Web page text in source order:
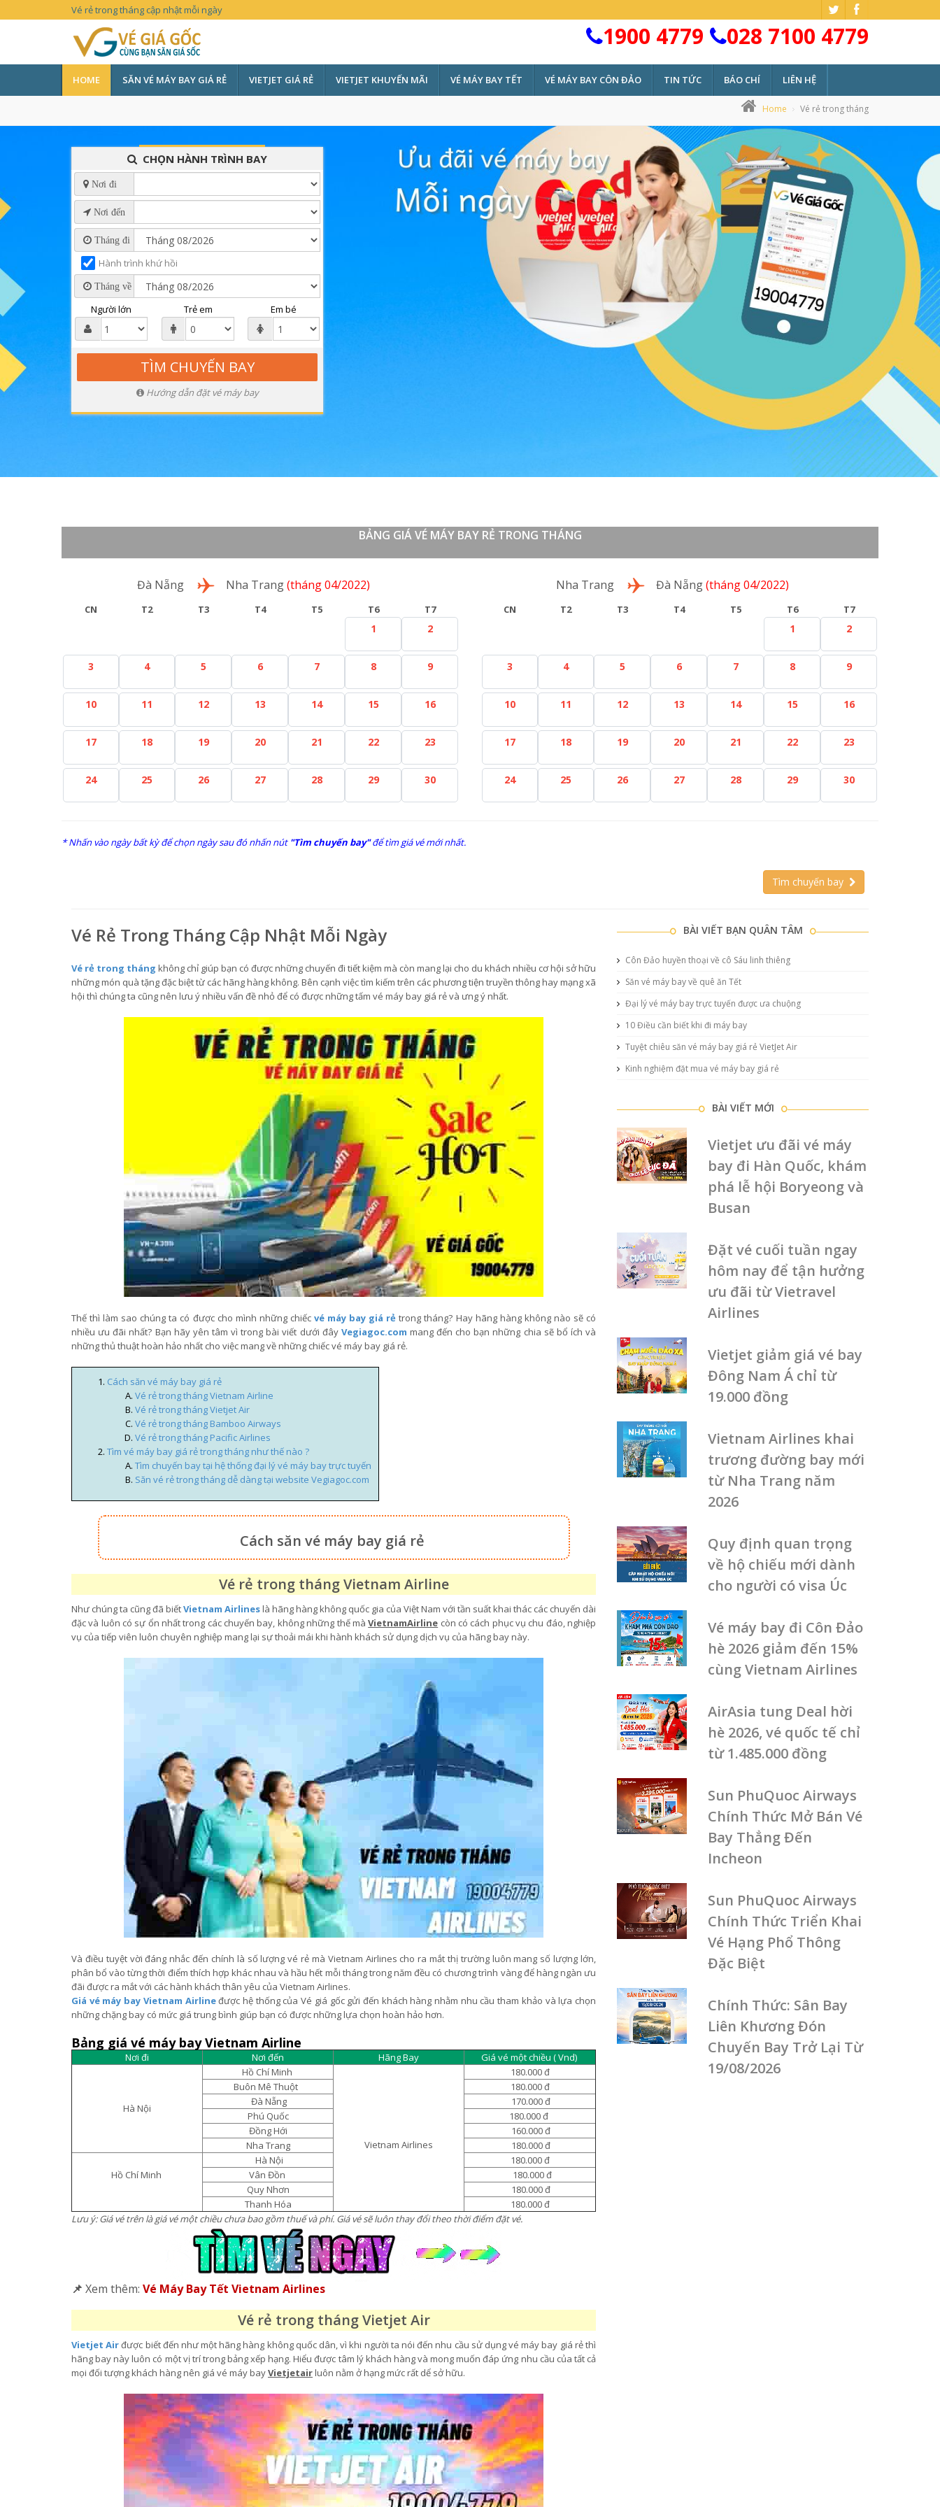
Vé rẻ trong tháng cập nhật mỗi ngày
1900 4779 028 7100 4779
HOME SĂN VÉ MÁY BAY GIÁ RẺ VIETJET GIÁ RẺ VIETJET KHUYẾN MÃI VÉ MÁY BAY TẾT VÉ MÁY BAY CÔN ĐẢO TIN TỨC BÁO CHÍ LIÊN HỆ
Home Vé rẻ trong tháng
CHỌN HÀNH TRÌNH BAY
Nơi đi
Nơi đến
Tháng đi
Hành trình khứ hồi
Tháng về
Người lớn Trẻ em Em bé
Hướng dẫn đặt vé máy bay
BẢNG GIÁ VÉ MÁY BAY RẺ TRONG THÁNG
Đà Nẵng Nha Trang(tháng 04/2022)
CN T2 T3 T4 T5 T6 T7
1 2
3 4 5 6 7 8 9
10 11 12 13 14 15 16
17 18 19 20 21 22 23
24 25 26 27 28 29 30
Nha Trang Đà Nẵng(tháng 04/2022)
CN T2 T3 T4 T5 T6 T7
1 2
3 4 5 6 7 8 9
10 11 12 13 14 15 16
17 18 19 20 21 22 23
24 25 26 27 28 29 30
* Nhấn vào ngày bất kỳ để chọn ngày sau đó nhấn nút "Tìm chuyến bay"để tìm giá vé mới nhất.
Tìm chuyến bay
Vé Rẻ Trong Tháng Cập Nhật Mỗi Ngày
Vé rẻ trong tháng không chỉ giúp bạn có được những chuyến đi tiết kiệm mà còn mang lại cho du khách nhiều cơ hội sở hữu
những món quà tặng đặc biệt từ các hãng hàng không. Bên cạnh việc tìm kiếm trên các phương tiện truyền thông hay mạng xã
hội thì chúng ta cũng nên lưu ý nhiều vấn đề nhỏ để có được những tấm vé máy bay giá rẻ và ưng ý nhất.
Thế thì làm sao chúng ta có được cho mình những chiếc vé máy bay giá rẻ trong tháng? Hay hãng hàng không nào sẽ có
nhiều ưu đãi nhất? Bạn hãy yên tâm vì trong bài viết dưới đây Vegiagoc.com mang đến cho bạn những chia sẽ bổ ích và
những thủ thuật hoàn hảo nhất cho việc mang về những chiếc vé máy bay giá rẻ.
Cách săn vé máy bay giá rẻ
Vé rẻ trong tháng Vietnam Airline
Vé rẻ trong tháng Vietjet Air
Vé rẻ trong tháng Bamboo Airways
Vé rẻ trong tháng Pacific Airlines
Tìm vé máy bay giá rẻ trong tháng như thế nào ?
Tìm chuyến bay tại hệ thống đại lý vé máy bay trực tuyến
Săn vé rẻ trong tháng dễ dàng tại website Vegiagoc.com
Cách săn vé máy bay giá rẻ
Vé rẻ trong tháng Vietnam Airline
Như chúng ta cũng đã biếtVietnam Airlineslà hãng hàng không quốc gia của Việt Nam với tần suất khai thác các chuyến dài
đặc và luôn có sự ổn nhất trong các chuyến bay, không những thế màVietnamAirline còn có cách phục vụ chu đáo, nghiệp
vụ của tiếp viên luôn chuyên nghiệp mang lại sự thoải mái khi hành khách sử dụng dịch vụ của hãng bay này.
Và điều tuyệt vời đáng nhắc đến chính là số lượng vé rẻ mà Vietnam Airlines cho ra mắt thị trường luôn mang số lượng lớn,
phân bổ vào từng thời điểm thích hợp khác nhau và hầu hết mỗi tháng trong năm đều có chương trình vàng để hàng ngàn ưu
đãi được ra mắt với các hành khách thân yêu của Vietnam Airlines.
Giá vé máy bay Vietnam Airlineđược hệ thống của Vé giá gốc gửi đến khách hàng nhằm nhu cầu tham khảo và lựa chọn
những chặng bay có mức giá trung bình giúp bạn có được những lựa chọn hoàn hảo hơn.
Bảng giá vé máy bay Vietnam Airline
Nơi đi Nơi đến Hãng Bay Giá vé một chiều ( Vnd)
Hà Nội
Hồ Chí Minh
Vietnam Airlines
180.000 đ
Buôn Mê Thuột
180.000 đ
Đà Nẵng
170.000 đ
Phú Quốc
180.000 đ
Đồng Hới
160.000 đ
Nha Trang
180.000 đ
Hồ Chí Minh
Hà Nội
180.000 đ
Vân Đồn
180.000 đ
Quy Nhơn
180.000 đ
Thanh Hóa
180.000 đ
Lưu ý: Giá vé trên là giá vé một chiều chưa bao gồm thuế và phí. Giá vé sẽ luôn thay đổi theo thời điểm đặt vé.
📌 Xem thêm: Vé Máy Bay Tết Vietnam Airlines
Vé rẻ trong tháng Vietjet Air
Vietjet Airđược biết đến như một hãng hàng không quốc dân, vì khi người ta nói đến nhu cầu sử dụng vé máy bay giá rẻ thì
hãng bay này luôn có một vị trí trong bảng xếp hạng. Hiểu được tâm lý khách hàng và mong muốn đáp ứng nhu cầu của tất cả
mọi đối tượng khách hàng nên giá vé máy bayVietjetairluôn nằm ở hạng mức rất dể sở hữu.
BÀI VIẾT BẠN QUÂN TÂM
Côn Đảo huyền thoại về cô Sáu linh thiêng
Săn vé máy bay về quê ăn Tết
Đại lý vé máy bay trực tuyến được ưa chuộng
10 Điều cần biết khi đi máy bay
Tuyệt chiêu săn vé máy bay giá rẻ VietJet Air
Kinh nghiệm đặt mua vé máy bay giá rẻ
BÀI VIẾT MỚI
Vietjet ưu đãi vé máy
bay đi Hàn Quốc, khám
phá lễ hội Boryeong và
Busan
Đặt vé cuối tuần ngay
hôm nay để tận hưởng
ưu đãi từ Vietravel
Airlines
Vietjet giảm giá vé bay
Đông Nam Á chỉ từ
19.000 đồng
Vietnam Airlines khai
trương đường bay mới
từ Nha Trang năm
2026
Quy định quan trọng
về hộ chiếu mới dành
cho người có visa Úc
Vé máy bay đi Côn Đảo
hè 2026 giảm đến 15%
cùng Vietnam Airlines
AirAsia tung Deal hời
hè 2026, vé quốc tế chỉ
từ 1.485.000 đồng
Sun PhuQuoc Airways
Chính Thức Mở Bán Vé
Bay Thẳng Đến
Incheon
Sun PhuQuoc Airways
Chính Thức Triển Khai
Vé Hạng Phổ Thông
Đặc Biệt
Chính Thức: Sân Bay
Liên Khương Đón
Chuyến Bay Trở Lại Từ
19/08/2026